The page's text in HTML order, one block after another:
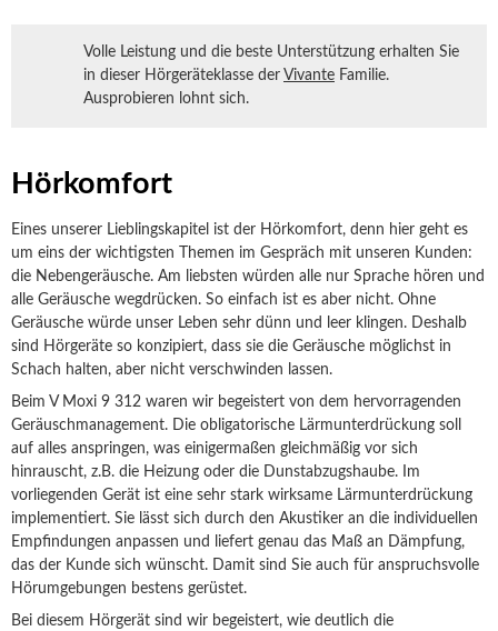
Volle Leistung und die beste Unterstützung erhalten Sie
in dieser Hörgeräteklasse der Vivante Familie.
Ausprobieren lohnt sich.
Hörkomfort
Eines unserer Lieblingskapitel ist der Hörkomfort, denn hier geht es
um eins der wichtigsten Themen im Gespräch mit unseren Kunden:
die Nebengeräusche. Am liebsten würden alle nur Sprache hören und
alle Geräusche wegdrücken. So einfach ist es aber nicht. Ohne
Geräusche würde unser Leben sehr dünn und leer klingen. Deshalb
sind Hörgeräte so konzipiert, dass sie die Geräusche möglichst in
Schach halten, aber nicht verschwinden lassen.
Beim V Moxi 9 312 waren wir begeistert von dem hervorragenden
Geräuschmanagement. Die obligatorische Lärmunterdrückung soll
auf alles anspringen, was einigermaßen gleichmäßig vor sich
hinrauscht, z.B. die Heizung oder die Dunstabzugshaube. Im
vorliegenden Gerät ist eine sehr stark wirksame Lärmunterdrückung
implementiert. Sie lässt sich durch den Akustiker an die individuellen
Empfindungen anpassen und liefert genau das Maß an Dämpfung,
das der Kunde sich wünscht. Damit sind Sie auch für anspruchsvolle
Hörumgebungen bestens gerüstet.
Bei diesem Hörgerät sind wir begeistert, wie deutlich die